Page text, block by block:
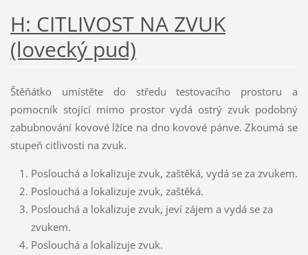
H: CITLIVOST NA ZVUK
(lovecký pud)
Štěňátko umístěte do středu testovacího prostoru a
pomocník stojící mimo prostor vydá ostrý zvuk podobný
zabubnování kovové lžíce na dno kovové pánve. Zkoumá se
stupeň citlivosti na zvuk.
Poslouchá a lokalizuje zvuk, zaštěká, vydá se za zvukem.
Poslouchá a lokalizuje zvuk, zaštěká.
Poslouchá a lokalizuje zvuk, jeví zájem a vydá se za
zvukem.
Poslouchá a lokalizuje zvuk.